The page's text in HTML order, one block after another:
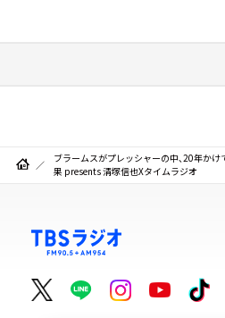
ブラームスがプレッシャーの中、20年か
果 presents 清塚信也Xタイムラジオ